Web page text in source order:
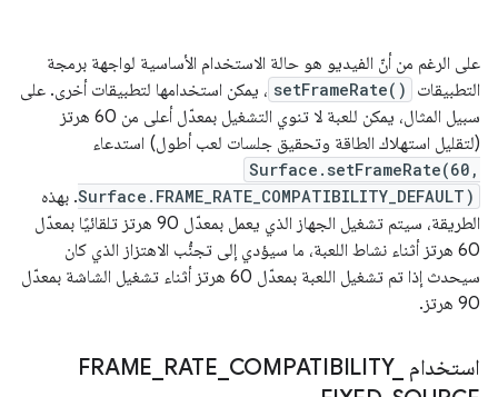
على الرغم من أنّ الفيديو هو حالة الاستخدام الأساسية لواجهة برمجة
التطبيقات
setFrameRate() ، يمكن استخدامها لتطبيقات أخرى. على
سبيل المثال، يمكن للعبة لا تنوي التشغيل بمعدّل أعلى من 60 هرتز
(لتقليل استهلاك الطاقة وتحقيق جلسات لعب أطول) استدعاء
Surface.setFrameRate(60,
Surface.FRAME_RATE_COMPATIBILITY_DEFAULT). بهذه
الطريقة، سيتم تشغيل الجهاز الذي يعمل بمعدّل 90 هرتز تلقائيًا بمعدّل
60 هرتز أثناء نشاط اللعبة، ما سيؤدي إلى تجنُّب الاهتزاز الذي كان
سيحدث إذا تم تشغيل اللعبة بمعدّل 60 هرتز أثناء تشغيل الشاشة بمعدّل
90 هرتز.
استخدام FRAME RATE COMPATIBILITY_